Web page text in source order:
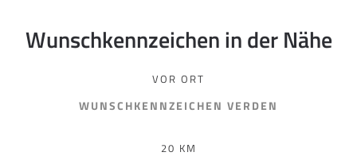
Wunschkennzeichen in der Nähe
VOR ORT
WUNSCHKENNZEICHEN VERDEN
20 KM